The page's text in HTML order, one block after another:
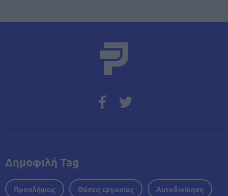
Δημοφιλή Tag
Προσλήψεις Θέσεις εργασίας Αυτοδιοίκηση